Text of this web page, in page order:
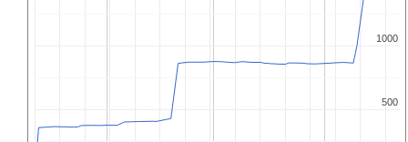
500
500
1000
1000